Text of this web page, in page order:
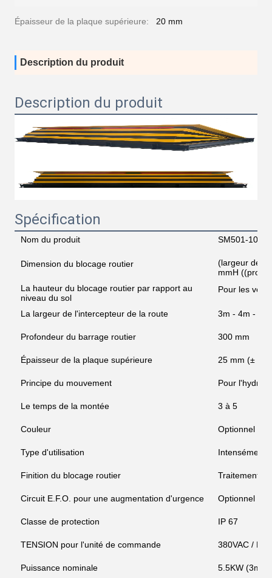
Épaisseur de la plaque supérieure: 20 mm
Description du produit
Description du produit
Spécification
Nom du produit SM501-1000
Dimension du blocage routier
(largeur de
mmH
La hauteur du blocage routier par rapport au
niveau du sol
Pour les
La largeur de l'intercepteur de la route 3m - 4m - 5m
Profondeur du barrage routier 300 mm
Épaisseur de la plaque supérieure 25 mm (± 2
Principe du mouvement Pour
Le temps de la montée 3 à 5
Couleur Optionnel
Type d'utilisation Intensément
Finition du blocage routier Traitement
Circuit E.F.O. pour une augmentation d'urgence Optionnel -
Classe de protection IP 67
TENSION pour l'unité de commande 380VAC / DC
Puissance nominale 5.5KW (3m-